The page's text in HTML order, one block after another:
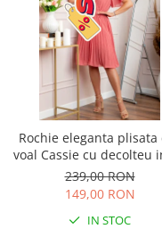
Rochie eleganta plisata
voal Cassie cu decolteu
Corai
239,00 RON
149,00 RON
IN STOC